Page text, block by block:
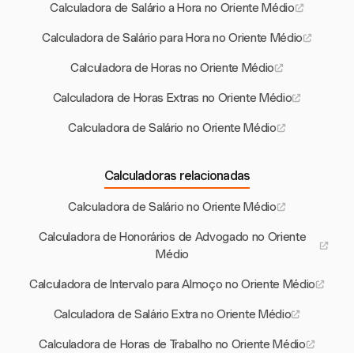
Calculadora de Salário a Hora no Oriente Médio
Calculadora de Salário para Hora no Oriente Médio
Calculadora de Horas no Oriente Médio
Calculadora de Horas Extras no Oriente Médio
Calculadora de Salário no Oriente Médio
Calculadoras relacionadas
Calculadora de Salário no Oriente Médio
Calculadora de Honorários de Advogado no Oriente
Médio
Calculadora de Intervalo para Almoço no Oriente Médio
Calculadora de Salário Extra no Oriente Médio
Calculadora de Horas de Trabalho no Oriente Médio